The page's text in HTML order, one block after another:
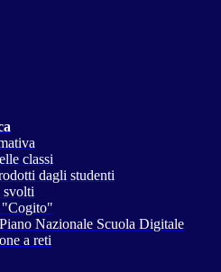
classi
dagli studenti
svolti
Nazionale Scuola Digitale
a reti